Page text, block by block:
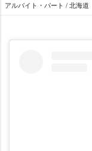
アルバイト・パート / 北海道